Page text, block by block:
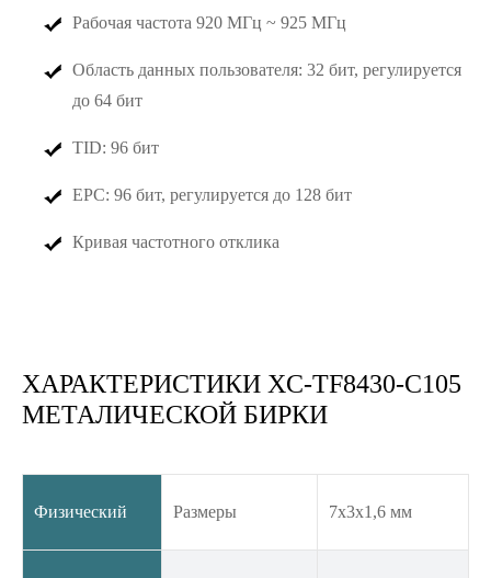
Рабочая частота 920 МГц ~ 925 МГц
Область данных пользователя: 32 бит, регулируется
до 64 бит
TID: 96 бит
EPC: 96 бит, регулируется до 128 бит
Кривая частотного отклика
ХАРАКТЕРИСТИКИ XC-TF8430-C105
МЕТАЛИЧЕСКОЙ БИРКИ
Физический Размеры 7x3x1,6 мм